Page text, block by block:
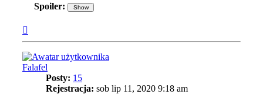
Spoiler:
Falafel
Posty: 15
Rejestracja: sob lip 11, 2020 9:18 am